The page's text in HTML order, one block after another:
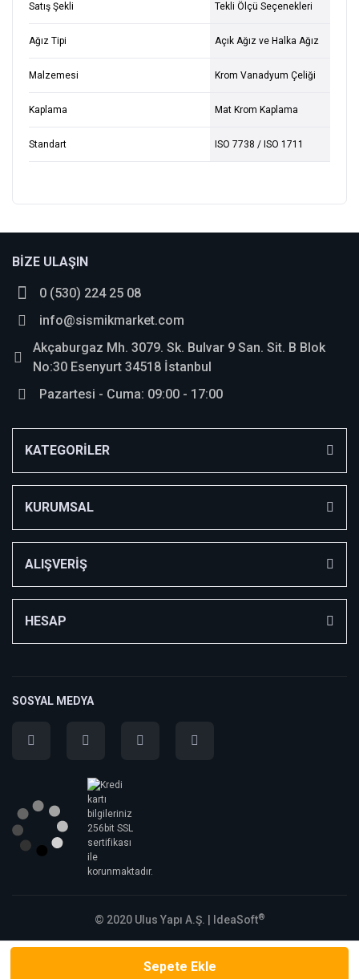
Sepete Ekle
Satış Şekli Tekli Ölçü Seçenekleri
Ağız Tipi Açık Ağız ve Halka Ağız
Malzemesi Krom Vanadyum Çeliği
Kaplama Mat Krom Kaplama
Standart ISO 7738 / ISO 1711
BİZE ULAŞIN
0 (530) 224 25 08
info@sismikmarket.com
Akçaburgaz Mh. 3079. Sk. Bulvar 9 San. Sit. B Blok
No:30 Esenyurt 34518 İstanbul
Pazartesi - Cuma: 09:00 - 17:00
KATEGORİLER
KURUMSAL
ALIŞVERİŞ
HESAP
SOSYAL MEDYA
© 2020 Ulus Yapı A.Ş. | IdeaSoft®